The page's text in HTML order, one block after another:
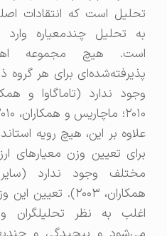
تحلیل است که انتقادات اصلی را
به تحلیل چندمعیاره وارد کرده
است. هیچ مجموعه اهداف
پذیرفته‌شده‌ای برای هر گروه ذینفع
وجود ندارد (تاماگاوا و همکاران،
۲۰۱۰؛ ماچاریس و همکاران، ۲۰۱۰) و
علاوه بر این، هیچ رویه استانداردی
برای تعیین وزن معیارهای ارزیابی
مختلف وجود ندارد (سایرز و
همکاران، ۲۰۰۳). تعیین این وزن‌ها
اغلب به نظر تحلیلگران واگذار